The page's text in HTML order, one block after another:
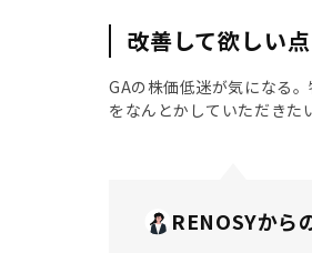
改善して欲しい点
GAの株価低迷が気になる
をなんとかしていただきた
RENOSYから